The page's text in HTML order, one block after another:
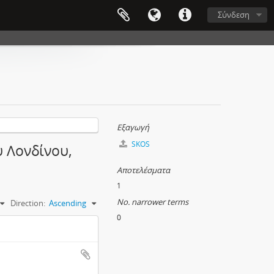
Σύνδεση
Direction: Ascending
Εξαγωγή
SKOS
Αποτελέσματα
1
No. narrower terms
0